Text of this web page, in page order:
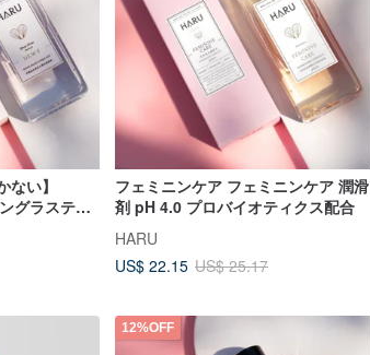
ない】
グラスティ
フェミニンケア フェミニンケア 潤滑
剤 pH 4.0 プロバイオティクス配合
HARU
US$ 22.15 US$ 25.17
12%OFF